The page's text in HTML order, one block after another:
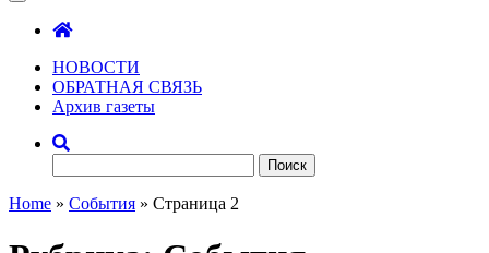
НОВОСТИ
ОБРАТНАЯ СВЯЗЬ
Архив газеты
Home » События » Страница 2